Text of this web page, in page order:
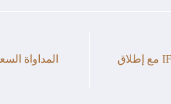
علامة HONOR تعلن عن مشاركتها في IFA 2024 مع إطلاق
المداواة